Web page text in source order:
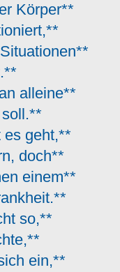
Körper**
alleine**
es geht,**
doch**
einem**
so,**
ein,**